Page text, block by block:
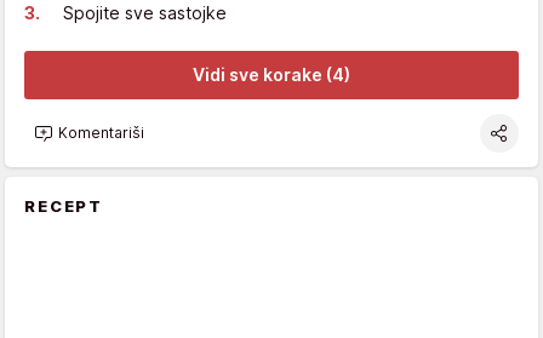
Spojite sve sastojke
Vidi sve korake (4)
Komentariši
RECEPT